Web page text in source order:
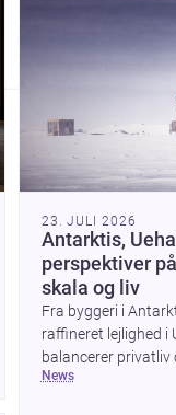
23. JULI 2026
Antarktis,
perspektiver
skala og liv
Fra byggeri i
raffineret lejlighed i
balancerer privatliv
projekter, hvordan
kontekst og daglig
news